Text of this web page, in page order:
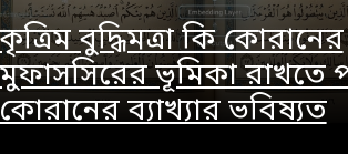
বুদ্ধিমত্রা কি কোরানের
ভূমিকা রাখতে
ব্যাখ্যার ভবিষ্যত